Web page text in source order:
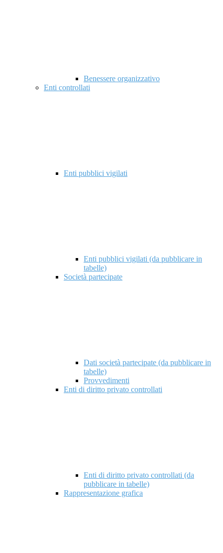
Benessere organizzativo
Enti controllati
Enti pubblici vigilati
Enti pubblici vigilati (da pubblicare in
tabelle)
Società partecipate
Dati società partecipate (da pubblicare in
tabelle)
Provvedimenti
Enti di diritto privato controllati
Enti di diritto privato controllati (da
pubblicare in tabelle)
Rappresentazione grafica